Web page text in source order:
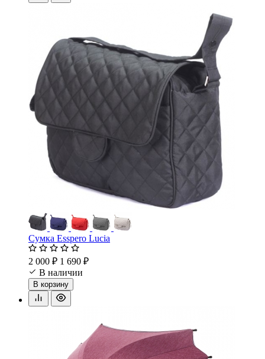
Сумка Esspero Lucia
2 000 ₽ 1 690 ₽
В наличии
В корзину